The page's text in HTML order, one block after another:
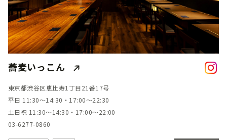
蕎麦いっこん
東京都渋谷区恵比寿1丁目21番17号
平日 11:30〜14:30・17:00～22:30
土日祝 11:30～14:30・17:00～22:00
03-6277-0860